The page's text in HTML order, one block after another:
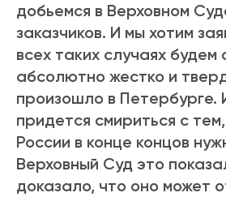
добьемся в Верховном
заказчиков. И мы хотим
всех таких случаях будем
абсолютно жестко и
произошло в Петербурге.
придется смириться с
России в конце концов
Верховный Суд это
доказало, что оно может